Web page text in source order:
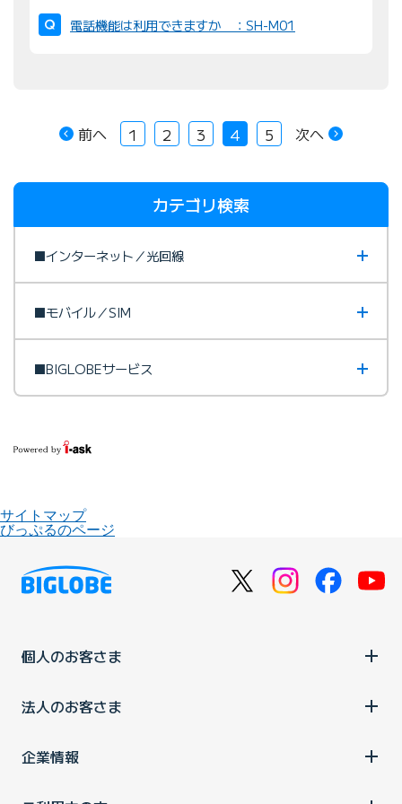
電話機能は利用できますか ：SH-M01
前へ 1 2 3 4 5 次へ
カテゴリ検索
■インターネット／光回線
■モバイル／SIM
■BIGLOBEサービス
サイトマップ
びっぷるのページ
個人のお客さま
法人のお客さま
企業情報